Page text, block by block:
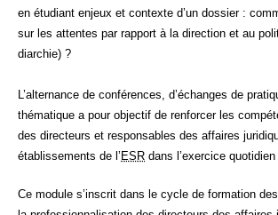
en étudiant enjeux et contexte d’un dossier :
sur les attentes par rapport à la direction et au
diarchie) ?
L’alternance de conférences, d’échanges de
thématique a pour objectif de renforcer les
des directeurs et responsables des affaires
établissements de l’ ESR dans l’exercice
Ce module s’inscrit dans le cycle de formation